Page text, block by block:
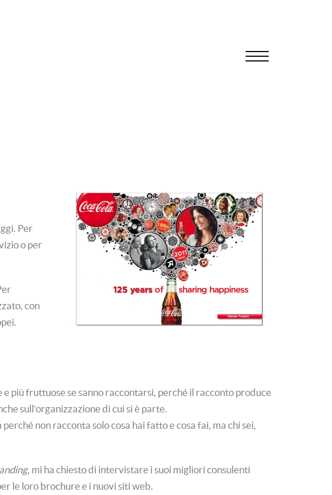
Per
o per
con
più fruttuose se sanno raccontarsi, perché il racconto produce
sull’organizzazione di cui si è parte.
non racconta solo cosa hai fatto e cosa fai, ma chi sei,
mi ha chiesto di intervistare i suoi migliori consulenti
le loro brochure e i nuovi siti web.